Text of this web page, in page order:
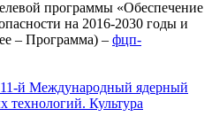
программы «Обеспечение
на 2016-2030 годы и
– Программа) – фцп-
й Международный ядерный
технологий. Культура